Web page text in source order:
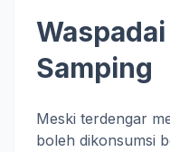
Samping
Meski terdengar
boleh dikonsumsi